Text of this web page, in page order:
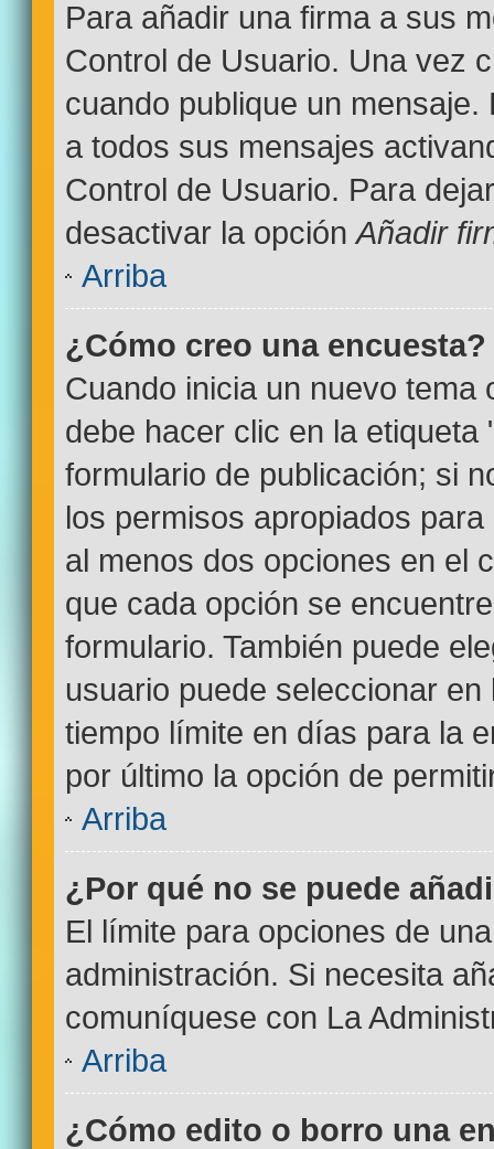
Para añadir una firma a sus
Control de Usuario. Una vez
cuando publique un
a todos sus mensajes
Control de Usuario. Para
desactivar la opciónAñadir
Arriba
¿Cómo creo una encuesta?
Cuando inicia un nuevo tema
debe hacer clic en la
formulario de publicación; si
los permisos apropiados
al menos dos opciones en el
que cada opción se
formulario. También puede
usuario puede seleccionar
tiempo límite en días para la
por último la opción de
Arriba
¿Por qué no se puede
El límite para opciones de
administración. Si necesita
comuníquese con La
Arriba
¿Cómo edito o borro una